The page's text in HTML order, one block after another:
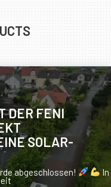
DER FENI
SOLAR-
abgeschlossen!
In